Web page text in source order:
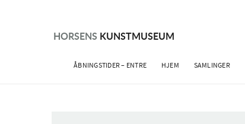
HORSENS KUNSTMUSEUM
ÅBNINGSTIDER – ENTRE HJEM SAMLINGER